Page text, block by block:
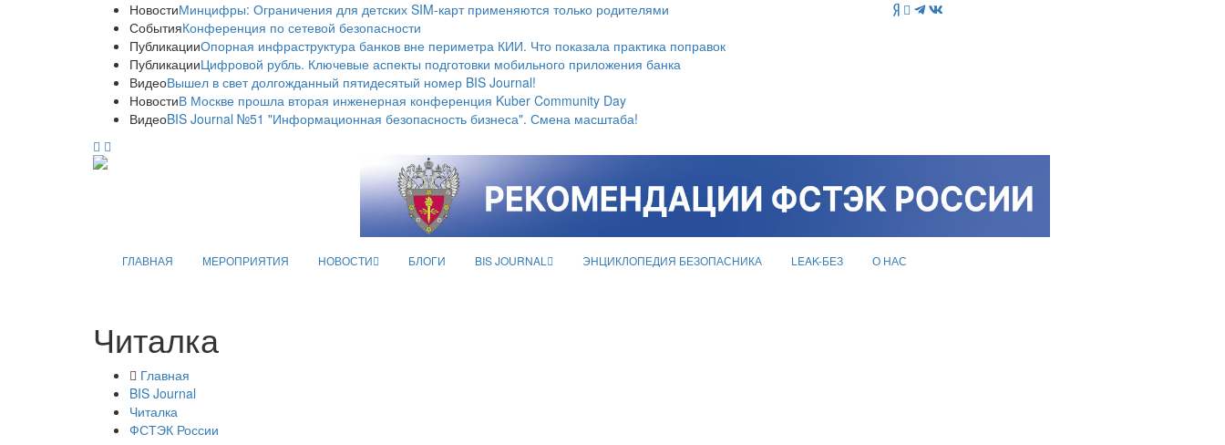
НовостиМинцифры: Ограничения для детских SIM-карт применяются только родителями
СобытияКонференция по сетевой безопасности
ПубликацииОпорная инфраструктура банков вне периметра КИИ. Что показала практика поправок
ПубликацииЦифровой рубль. Ключевые аспекты подготовки мобильного приложения банка
ВидеоВышел в свет долгожданный пятидесятый номер BIS Journal!
НовостиВ Москве прошла вторая инженерная конференция Kuber Community Day
ВидеоBIS Journal №51 "Информационная безопасность бизнеса". Смена масштаба!
ГЛАВНАЯ МЕРОПРИЯТИЯ НОВОСТИ БЛОГИ BIS JOURNAL ЭНЦИКЛОПЕДИЯ БЕЗОПАСНИКА LEAK-БЕЗ О НАС
Читалка
Главная
BIS Journal
Читалка
ФСТЭК России